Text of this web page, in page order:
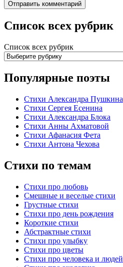
Список всех рубрик
Список всех рубрик
Популярные поэты
Стихи Александра Пушкина
Стихи Сергея Есенина
Стихи Александра Блока
Стихи Анны Ахматовой
Стихи Афанасия Фета
Стихи Антона Чехова
Стихи по темам
Стихи про любовь
Смешные и веселые стихи
Грустные стихи
Стихи про день рождения
Короткие стихи
Абстрактные стихи
Стихи про улыбку
Стихи про цветы
Стихи про человека и людей